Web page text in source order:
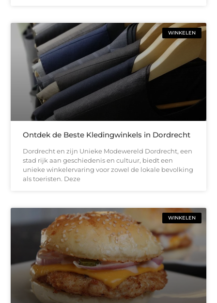
WINKELEN
Ontdek de Beste Kledingwinkels in Dordrecht
Dordrecht en zijn Unieke Modewereld Dordrecht, een
stad rijk aan geschiedenis en cultuur, biedt een
unieke winkelervaring voor zowel de lokale bevolking
als toeristen. Deze
WINKELEN